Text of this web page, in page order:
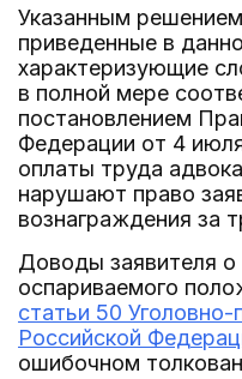
Указанным
приведенные в
характеризующие
в полной мере
постановлением
Федерации от 4
оплаты труда
нарушают право
вознаграждения за
Доводы заявителя о
оспариваемого
статьи 50 Уголовно-
Российской
ошибочном